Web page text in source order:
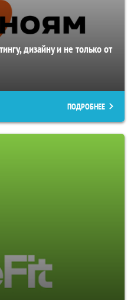
дизайну и не только от
ПОДРОБНЕЕ